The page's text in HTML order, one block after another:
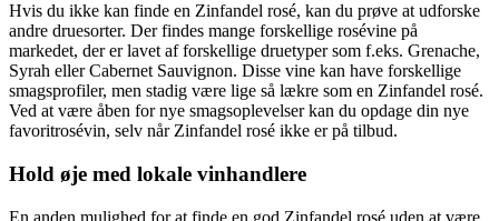
Hvis du ikke kan finde en Zinfandel rosé, kan du prøve at udforske
andre druesorter. Der findes mange forskellige rosévine på
markedet, der er lavet af forskellige druetyper som f.eks. Grenache,
Syrah eller Cabernet Sauvignon. Disse vine kan have forskellige
smagsprofiler, men stadig være lige så lækre som en Zinfandel rosé.
Ved at være åben for nye smagsoplevelser kan du opdage din nye
favoritrosévin, selv når Zinfandel rosé ikke er på tilbud.
Hold øje med lokale vinhandlere
En anden mulighed for at finde en god Zinfandel rosé uden at være